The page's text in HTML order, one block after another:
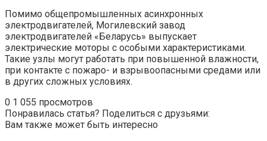
Помимо общепромышленных асинхронных
электродвигателей, Могилевский завод
электродвигателей «Беларусь» выпускает
электрические моторы с особыми характеристиками.
Такие узлы могут работать при повышенной влажности,
при контакте с пожаро- и взрывоопасными средами или
в других сложных условиях.
0 1 055 просмотров
Понравилась статья? Поделиться с друзьями:
Вам также может быть интересно